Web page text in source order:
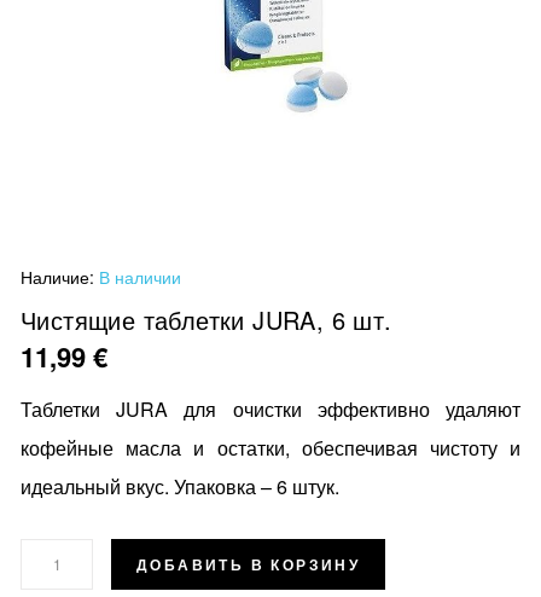
к
началу
изображений
Наличие: В наличии
Чистящие таблетки JURA, 6 шт.
11,99 €
Таблетки JURA для очистки эффективно удаляют
кофейные масла и остатки, обеспечивая чистоту и
идеальный вкус. Упаковка – 6 штук.
ДОБАВИТЬ В КОРЗИНУ